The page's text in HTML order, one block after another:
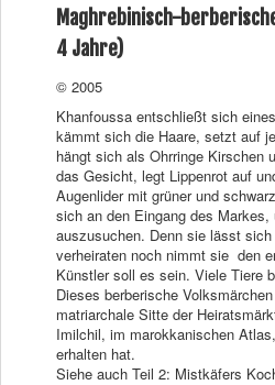
Maghrebinisch-
4 Jahre)
© 2005
Khanfoussa entschließt sich
kämmt sich die Haare, setzt auf
hängt sich als Ohrringe Kirschen
das Gesicht, legt Lippenrot auf
Augenlider mit grüner und
sich an den Eingang des
auszusuchen. Denn sie lässt
verheiraten noch nimmt sie den
Künstler soll es sein. Viele Tiere
Dieses berberische
matriarchale Sitte der
Imilchil, im marokkanischen
erhalten hat.
Siehe auch Teil 2: Mistkäfers